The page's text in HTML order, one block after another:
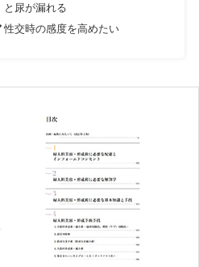
と尿が漏れる
性交時の感度を高めたい